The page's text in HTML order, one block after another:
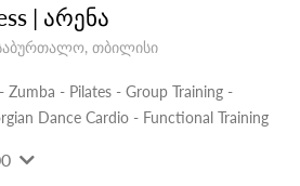
| არენა
საბურთალო, თბილისი
- Zumba - Pilates - Group Training -
Dance Cardio - Functional Training